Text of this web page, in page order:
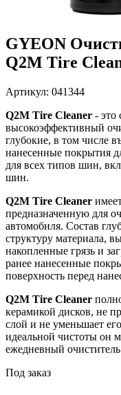
GYEON
Q2M Tire
Артикул: 041344
Q2M Tire Cleaner - это
высокоэффективный
глубокие, в том числе
нанесенные покрытия
для всех типов шин,
шин.
Q2M Tire Cleaner
предназначенную для
автомобиля. Состав
структуру материала,
накопленные грязь и
ранее нанесенные
поверхность перед
Q2M Tire Cleaner
керамикой дисков, не
слой и не уменьшает
идеальной чистоты он
ежедневный очиститель
Под заказ